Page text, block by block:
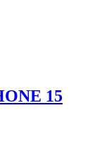
15